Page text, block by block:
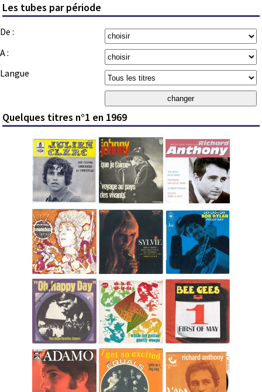
Les tubes par période
De :
A :
Langue
Quelques titres n°1 en 1969